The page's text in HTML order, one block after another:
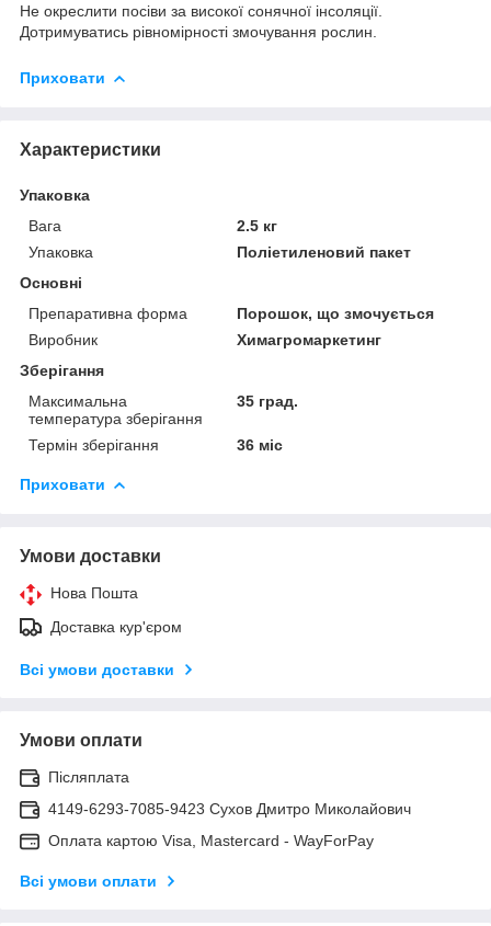
Не окреслити посіви за високої сонячної інсоляції.
Дотримуватись рівномірності змочування рослин.
Приховати
Характеристики
Упаковка
Вага
2.5 кг
Упаковка
Поліетиленовий пакет
Основні
Препаративна форма
Порошок, що змочується
Виробник
Химагромаркетинг
Зберігання
Максимальна
температура зберігання
35 град.
Термін зберігання 36 міс
Приховати
Умови доставки
Нова Пошта
Доставка кур'єром
Всі умови доставки
Умови оплати
Післяплата
4149-6293-7085-9423 Сухов Дмитро Миколайович
Оплата картою Visa, Mastercard - WayForPay
Всі умови оплати